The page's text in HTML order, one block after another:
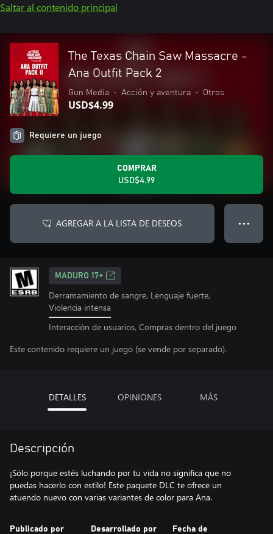
Saltar al contenido principal
The Texas Chain Saw Massacre -
Ana Outfit Pack 2
Gun Media • Acción y aventura • Otros
USD$4.99
Requiere un juego
COMPRAR
USD$4.99
AGREGAR A LA LISTA DE DESEOS ● ● ●
MADURO 17+
Derramamiento de sangre, Lenguaje fuerte,
Violencia intensa
Interacción de usuarios, Compras dentro del juego
Este contenido requiere un juego (se vende por separado).
DETALLES OPINIONES MÁS
Descripción
¡Sólo porque estés luchando por tu vida no significa que no
puedas hacerlo con estilo! Este paquete DLC te ofrece un
atuendo nuevo con varias variantes de color para Ana.
Publicado por Desarrollado por
Fecha de